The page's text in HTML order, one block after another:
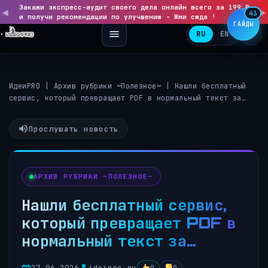
◀
Закажи экспресс-аудит своего дела онлайн всего за 199 ₽
и получи рекомендации по улучшению - Жми сюда !
▶
RU EN
ИдеиPRO Архив рубрики ~Полезное~
Нашли бесплатный
сервис, который превращает PDF в нормальный текст за…
Прослушать новость
АРХИВ РУБРИКИ ~ПОЛЕЗНОЕ~
Нашли бесплатный сервис,
который превращает PDF в
нормальный текст за…
ГАЙДЫ
43